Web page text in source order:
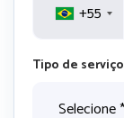
+55
Tipo de serviço